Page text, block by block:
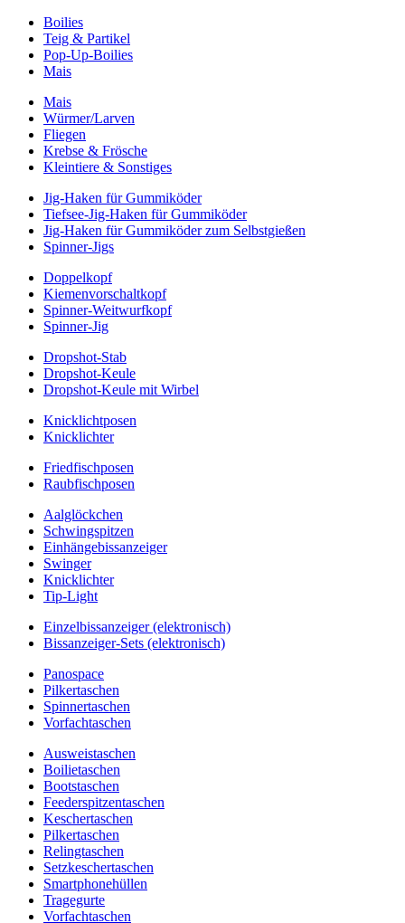
Boilies
Teig & Partikel
Pop-Up-Boilies
Mais
Mais
Würmer/Larven
Fliegen
Krebse & Frösche
Kleintiere & Sonstiges
Jig-Haken für Gummiköder
Tiefsee-Jig-Haken für Gummiköder
Jig-Haken für Gummiköder zum Selbstgießen
Spinner-Jigs
Doppelkopf
Kiemenvorschaltkopf
Spinner-Weitwurfkopf
Spinner-Jig
Dropshot-Stab
Dropshot-Keule
Dropshot-Keule mit Wirbel
Knicklichtposen
Knicklichter
Friedfischposen
Raubfischposen
Aalglöckchen
Schwingspitzen
Einhängebissanzeiger
Swinger
Knicklichter
Tip-Light
Einzelbissanzeiger (elektronisch)
Bissanzeiger-Sets (elektronisch)
Panospace
Pilkertaschen
Spinnertaschen
Vorfachtaschen
Ausweistaschen
Boilietaschen
Bootstaschen
Feederspitzentaschen
Keschertaschen
Pilkertaschen
Relingtaschen
Setzkeschertaschen
Smartphonehüllen
Tragegurte
Vorfachtaschen